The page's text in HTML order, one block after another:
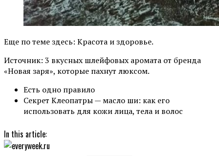
Еще по теме здесь: Красота и здоровье.
Источник: 3 вкусных шлейфовых аромата от бренда
«Новая заря», которые пахнут люксом.
Есть одно правило
Секрет Клеопатры — масло ши: как его
использовать для кожи лица, тела и волос
In this article: